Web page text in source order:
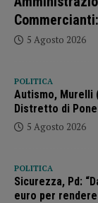
5 Agosto 2026
POLITICA
Autismo, Murelli
Distretto di
5 Agosto 2026
POLITICA
Sicurezza, Pd:
euro per